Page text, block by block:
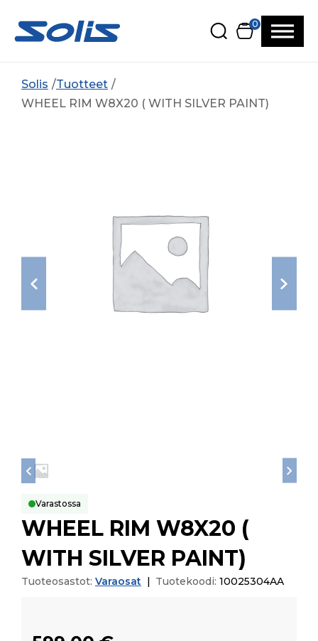
0
Solis
Tuotteet
WHEEL RIM W8X20 ( WITH SILVER PAINT)
Varastossa
WHEEL RIM W8X20 (
WITH SILVER PAINT)
Tuoteosastot: Varaosat Tuotekoodi: 10025304AA